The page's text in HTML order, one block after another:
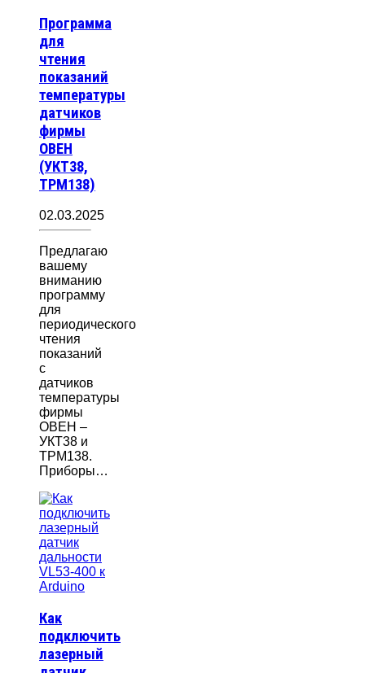
Программа
для
чтения
показаний
температуры
датчиков
фирмы
ОВЕН
(УКТ38,
ТРМ138)
02.03.2025
Предлагаю
вашему
вниманию
программу
для
периодического
чтения
показаний
с
датчиков
температуры
фирмы
ОВЕН –
УКТ38 и
ТРМ138.
Приборы…
Как
подключить
лазерный